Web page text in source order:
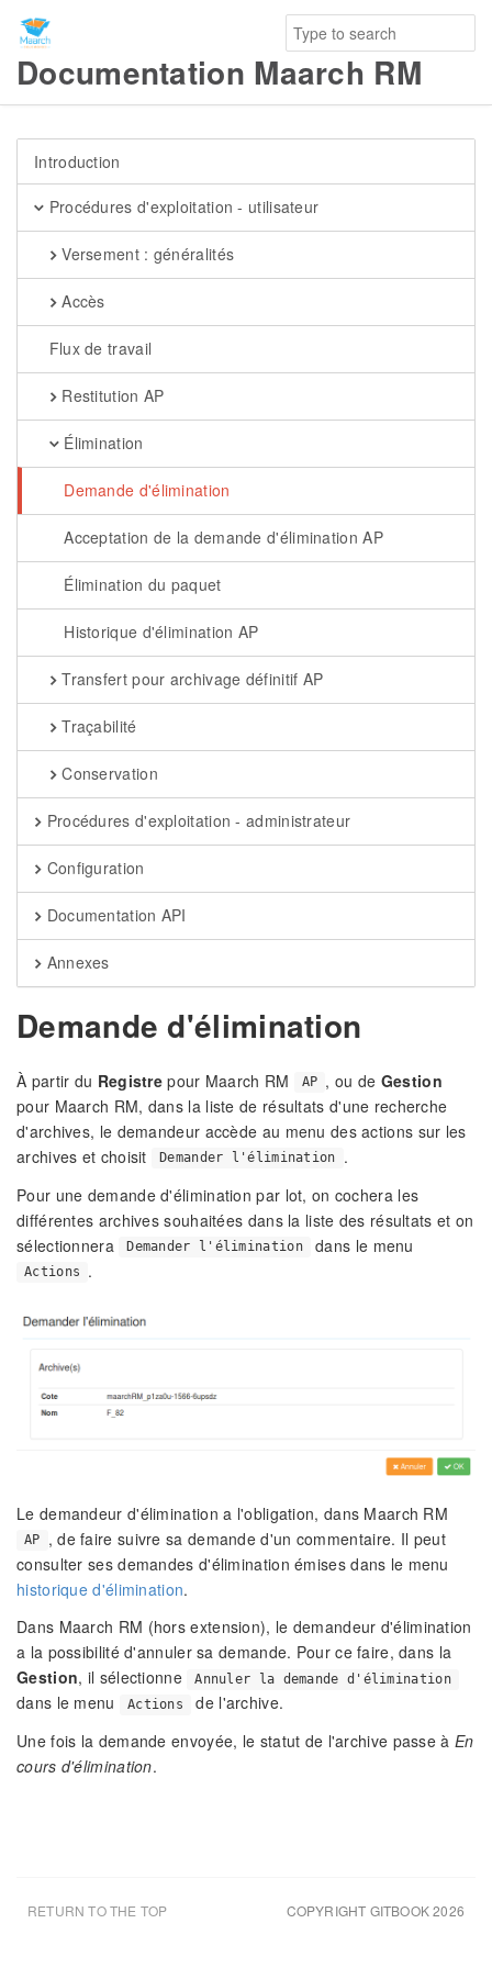
Documentation Maarch RM
Introduction
Procédures d'exploitation - utilisateur
Versement : généralités
Accès
Flux de travail
Restitution AP
Élimination
Demande d'élimination
Acceptation de la demande d'élimination AP
Élimination du paquet
Historique d'élimination AP
Transfert pour archivage définitif AP
Traçabilité
Conservation
Procédures d'exploitation - administrateur
Configuration
Documentation API
Annexes
Demande d'élimination
À partir du Registre pour Maarch RM AP , ou de Gestion
pour Maarch RM, dans la liste de résultats d'une recherche
d'archives, le demandeur accède au menu des actions sur les
archives et choisit
Demander l'élimination
.
Pour une demande d'élimination par lot, on cochera les
différentes archives souhaitées dans la liste des résultats et on
sélectionnera
Demander l'élimination dans le menu
Actions .
Le demandeur d'élimination a l'obligation, dans Maarch RM
AP
, de faire suivre sa demande d'un commentaire. Il peut
consulter ses demandes d'élimination émises dans le menu
historique d'élimination.
Dans Maarch RM (hors extension), le demandeur d'élimination
a la possibilité d'annuler sa demande. Pour ce faire, dans la
Gestion, il sélectionne Annuler la demande d'élimination
dans le menu Actions
de l'archive.
Une fois la demande envoyée, le statut de l'archive passe à En
cours d'élimination.
COPYRIGHT GITBOOK 2026
RETURN TO THE TOP